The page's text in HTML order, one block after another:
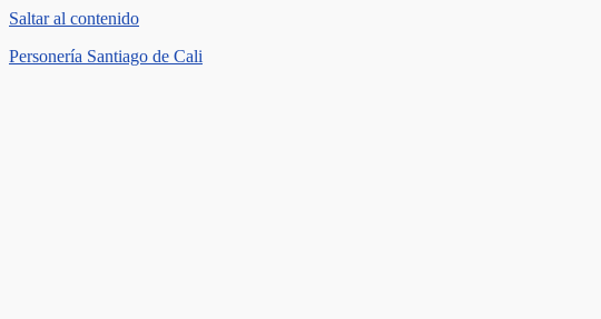
Saltar al contenido
Personería Santiago de Cali